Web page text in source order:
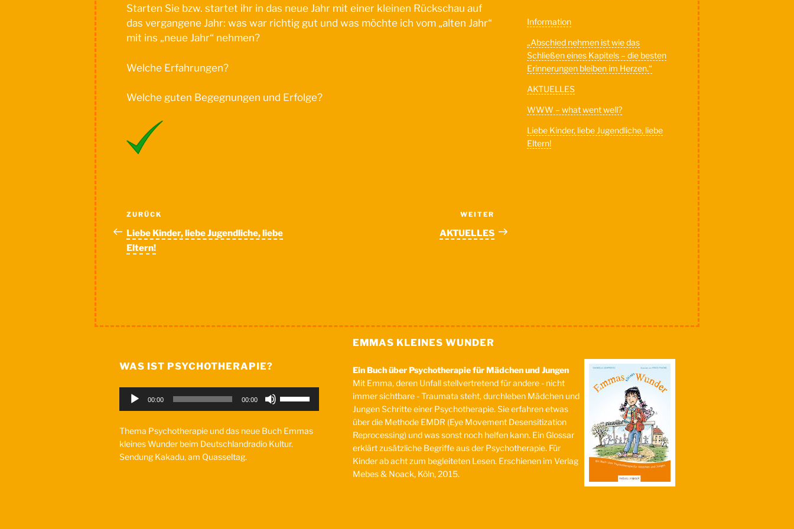
Starten Sie bzw. startet ihr in das neue Jahr mit einer kleinen Rückschau auf
das vergangene Jahr: was war richtig gut und was möchte ich vom „alten Jahr“
mit ins „neue Jahr“ nehmen?
Welche Erfahrungen?
Welche guten Begegnungen und Erfolge?
Beitragsnavigation
Vorheriger
Beitrag
ZURÜCK
Liebe Kinder, liebe Jugendliche, liebe
Eltern!
Beitrag
WEITER
AKTUELLES
Information
„Abschied nehmen ist wie das
Schließen eines Kapitels – die besten
Erinnerungen bleiben im Herzen.“
AKTUELLES
WWW – what went well?
Liebe Kinder, liebe Jugendliche, liebe
Eltern!
WAS IST PSYCHOTHERAPIE?
Audio-
Player
00:00 00:00
um
die
Thema Psychotherapie und das neue Buch Emmas
kleines Wunder beim Deutschlandradio Kultur.
Sendung Kakadu, am Quasseltag.
EMMAS KLEINES WUNDER
Ein Buch über Psychotherapie für Mädchen und Jungen
Mit Emma, deren Unfall stellvertretend für andere - nicht
immer sichtbare - Traumata steht, durchleben Mädchen und
Jungen Schritte einer Psychotherapie. Sie erfahren etwas
über die Methode EMDR (Eye Movement Desensitization
Reprocessing) und was sonst noch helfen kann. Ein Glossar
erklärt zusätzliche Begriffe aus der Psychotherapie. Für
Kinder ab acht zum begleiteten Lesen. Erschienen im Verlag
Mebes & Noack, Köln, 2015.